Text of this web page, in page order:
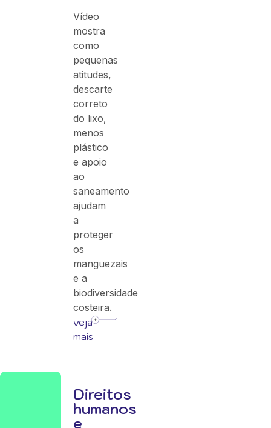
Vídeo
mostra
como
pequenas
atitudes,
descarte
correto
do lixo,
menos
plástico
e apoio
ao
saneamento
ajudam
a
proteger
os
manguezais
e a
biodiversidade
costeira.
veja
mais
Direitos
humanos
e